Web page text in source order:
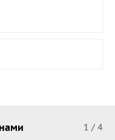
1 / 4